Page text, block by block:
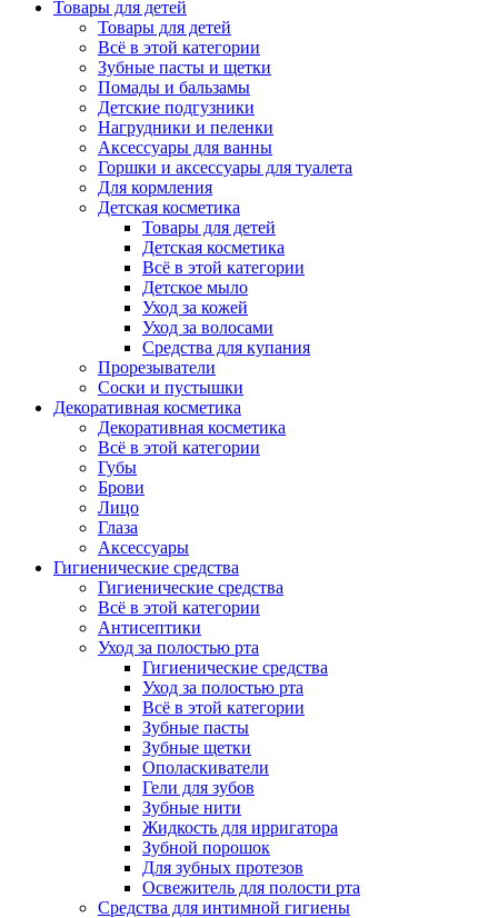
Товары для детей
Товары для детей
Всё в этой категории
Зубные пасты и щетки
Помады и бальзамы
Детские подгузники
Нагрудники и пеленки
Аксессуары для ванны
Горшки и аксессуары для туалета
Для кормления
Детская косметика
Товары для детей
Детская косметика
Всё в этой категории
Детское мыло
Уход за кожей
Уход за волосами
Средства для купания
Прорезыватели
Соски и пустышки
Декоративная косметика
Декоративная косметика
Всё в этой категории
Губы
Брови
Лицо
Глаза
Аксессуары
Гигиенические средства
Гигиенические средства
Всё в этой категории
Антисептики
Уход за полостью рта
Гигиенические средства
Уход за полостью рта
Всё в этой категории
Зубные пасты
Зубные щетки
Ополаскиватели
Гели для зубов
Зубные нити
Жидкость для ирригатора
Зубной порошок
Для зубных протезов
Освежитель для полости рта
Средства для интимной гигиены